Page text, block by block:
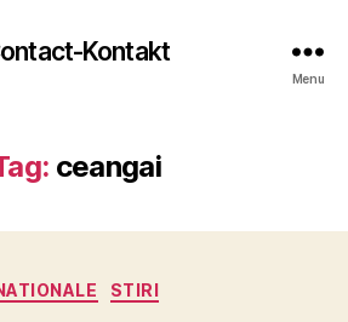
Kontakt
Menu
ceangai
Categories
STIRI